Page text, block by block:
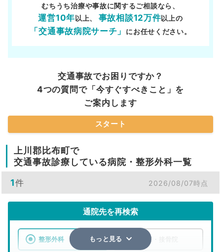
むちうち治療や事故に関するご相談なら、
運営10年以上、 事故相談12万件以上の
「交通事故病院サーチ」 にお任せください。
交通事故でお困りですか？
4つの質問で「今すぐすべきこと」を
ご案内します
スタート
上川郡比布町で
交通事故診療している病院・整形外科一覧
1件 2026/08/07時点
通院先を再検索
整形外科 整骨院・接骨院
もっと見る